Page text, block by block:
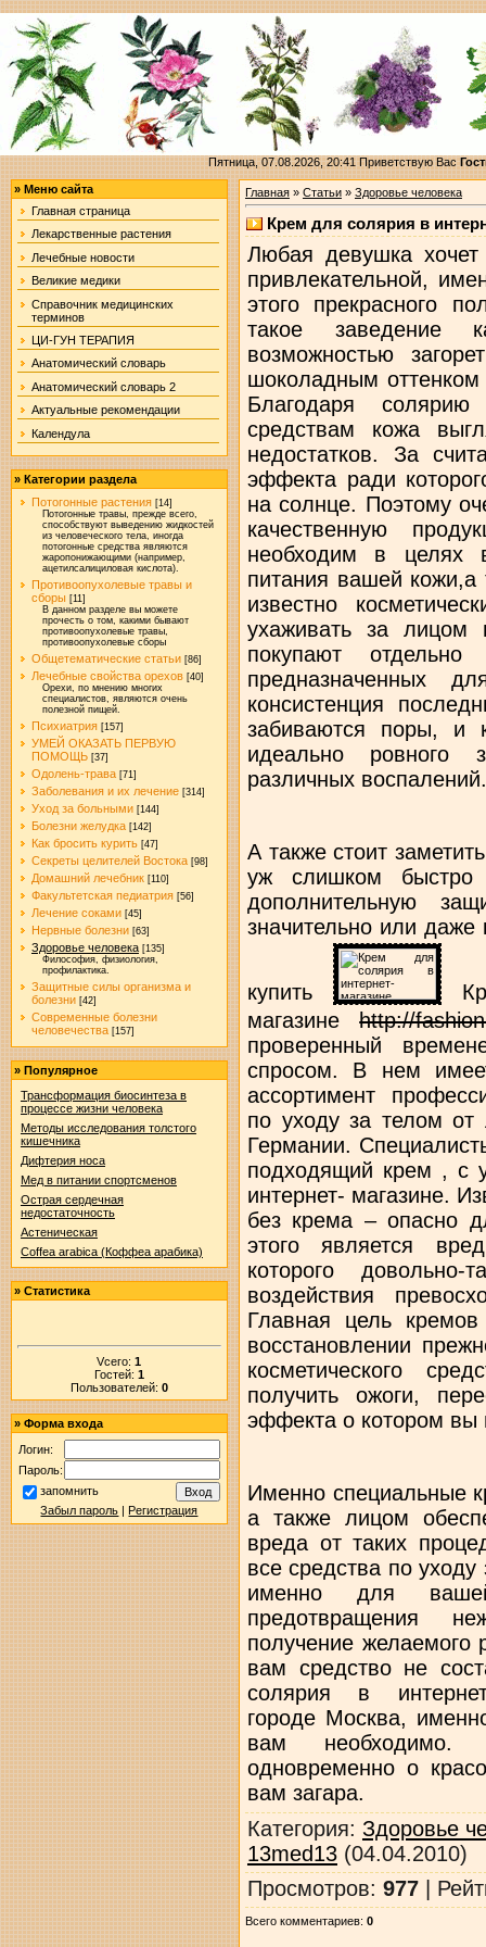
Пятница, 07.08.2026, 20:41Приветствую Вас
» Меню сайта
Главная страница
Лекарственные растения
Лечебные новости
Великие медики
Справочник медицинских
терминов
ЦИ-ГУН ТЕРАПИЯ
Анатомический словарь
Анатомический словарь 2
Актуальные рекомендации
Календула
» Категории раздела
Потогонные растения [14]
Потогонные травы, прежде всего,
способствуют выведению жидкостей
из человеческого тела, иногда
потогонные средства являются
жаропонижающими (например,
ацетилсалициловая кислота).
Противоопухолевые травы и
сборы [11]
В данном разделе вы можете
прочесть о том, какими бывают
противоопухолевые травы,
противоопухолевые сборы
Общетематические статьи [86]
Лечебные свойства орехов [40]
Орехи, по мнению многих
специалистов, являются очень
полезной пищей.
Психиатрия [157]
УМЕЙ ОКАЗАТЬ ПЕРВУЮ
ПОМОЩЬ [37]
Одолень-трава [71]
Заболевания и их лечение [314]
Уход за больными [144]
Болезни желудка [142]
Как бросить курить [47]
Секреты целителей Востока [98]
Домашний лечебник [110]
Факультетская педиатрия [56]
Лечение соками [45]
Нервные болезни [63]
Здоровье человека [135]
Философия, физиология,
профилактика.
Защитные силы организма и
болезни [42]
Современные болезни
человечества [157]
» Популярное
Трансформация биосинтеза в
процессе жизни человека
Методы исследования толстого
кишечника
Дифтерия носа
Мед в питании спортсменов
Острая сердечная
недостаточность
Астеническая
Coffea arabica (Коффеа арабика)
» Статистика
Vсего:1
Гостей: 1
Пользователей: 0
» Форма входа
Логин:
Пароль:
запомнить
Забыл пароль |Регистрация
Главная» Статьи» Здоровье человека
Крем для солярия в
Любая девушка
привлекательной,
этого прекрасного
такое заведение
возможностью
шоколадным оттенком
Благодаря
средствам кожа
недостатков. За
эффекта ради
на солнце. Поэтому
качественную
необходим в целях
питания вашей кожи,а
известно
ухаживать за лицом
покупают
предназначенных
консистенция
забиваются поры, и
идеально ровного
различных воспалений.
А также стоит
уж слишком
дополнительную
значительно или
купить
магазинеhttp://
проверенный
спросом. В нем
ассортимент
по уходу за телом
Германии.
подходящий крем , с
интернет- магазине.
без крема – опасно
этого является
которого
воздействия
Главная цель
восстановлении
косметического
получить ожоги,
эффекта о котором вы
Именно специальные
а также лицом
вреда от таких
все средства по
именно для
предотвращения
получение желаемого
вам средство не
солярия в
городе Москва,
вам необходимо.
одновременно о
вам загара.
Категория: Здоровье
13med13(04.04.2010)
Просмотров: 977|
Всего комментариев: 0